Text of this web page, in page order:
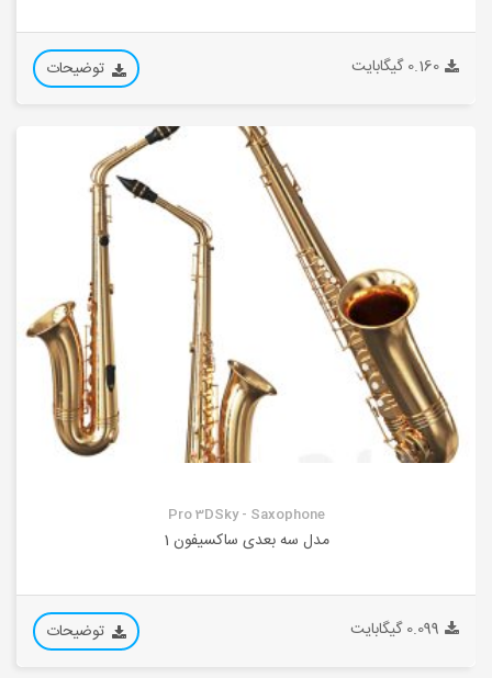
0.160 گیگابایت توضیحات
Pro 3DSky - Saxophone
مدل سه بعدی ساکسیفون 1
0.099 گیگابایت توضیحات